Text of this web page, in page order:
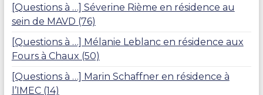
[Questions à …] Séverine Rième en résidence au
sein de MAVD (76)
[Questions à …] Mélanie Leblanc en résidence aux
Fours à Chaux (50)
[Questions à …] Marin Schaffner en résidence à
l’IMEC (14)